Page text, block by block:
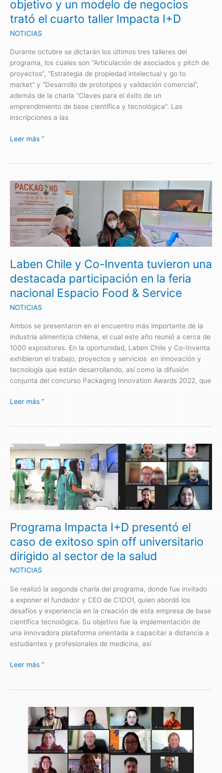
objetivo y un modelo de negocios
trató el cuarto taller Impacta I+D
NOTICIAS
Durante octubre se dictarán los últimos tres talleres del
programa, los cuales son “Articulación de asociados y pitch de
proyectos”, “Estrategia de propiedad intelectual y go to
market” y “Desarrollo de prototipos y validación comercial”,
además de la charla “Claves para el éxito de un
emprendimiento de base científica y tecnológica”. Las
inscripciones a las
modelo
de
negocios
el
cuarto
taller
Impacta
I+D
Leer más ”
Laben Chile y Co-Inventa tuvieron una
destacada participación en la feria
nacional Espacio Food & Service
NOTICIAS
Ambos se presentaron en el encuentro más importante de la
industria alimenticia chilena, el cual este año reunió a cerca de
1000 expositores. En la oportunidad, Laben Chile y Co-Inventa
exhibieron el trabajo, proyectos y servicios en innovación y
tecnología que están desarrollando, así como la difusión
conjunta del concurso Packaging Innovation Awards 2022, que
Laben
Chile
y
Co-
Inventa
tuvieron
destacada
participación
en
la
feria
Espacio
Food
&
Service
Leer más ”
Programa Impacta I+D presentó el
caso de exitoso spin off universitario
dirigido al sector de la salud
NOTICIAS
Se realizó la segunda charla del programa, donde fue invitado
a exponer el fundador y CEO de C1DO1, quien abordó los
desafíos y experiencia en la creación de esta empresa de base
científica tecnológica. Su objetivo fue la implementación de
una innovadora plataforma orientada a capacitar a distancia a
estudiantes y profesionales de medicina, así
Programa
Impacta
I+D
presentó
el
caso
exitoso
off
universitario
dirigido
sector
de
la
salud
Leer más ”
estructuración
formulación
proyectos